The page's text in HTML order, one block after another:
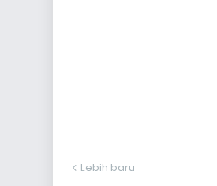
Lebih baru